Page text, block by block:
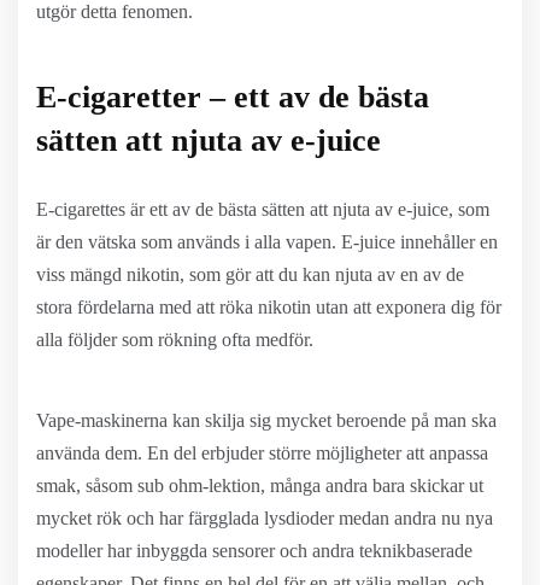
utgör detta fenomen.
E-cigaretter – ett av de bästa
sätten att njuta av e-juice
E-cigarettes är ett av de bästa sätten att njuta av e-juice, som
är den vätska som används i alla vapen. E-juice innehåller en
viss mängd nikotin, som gör att du kan njuta av en av de
stora fördelarna med att röka nikotin utan att exponera dig för
alla följder som rökning ofta medför.
Vape-maskinerna kan skilja sig mycket beroende på man ska
använda dem. En del erbjuder större möjligheter att anpassa
smak, såsom sub ohm-lektion, många andra bara skickar ut
mycket rök och har färgglada lysdioder medan andra nu nya
modeller har inbyggda sensorer och andra teknikbaserade